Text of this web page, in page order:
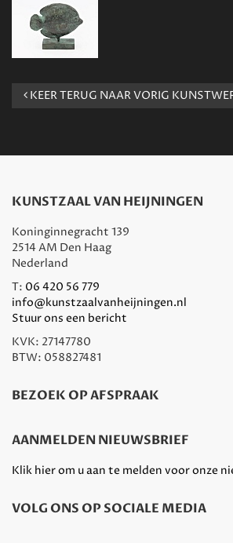
KEER TERUG NAAR VORIG
KUNSTZAAL VAN HEIJNINGEN
Koninginnegracht 139
2514 AM Den Haag
Nederland
T: 06 420 56 779
info@kunstzaalvanheijningen.nl
Stuur ons een bericht
KVK: 27147780
BTW: 058827481
BEZOEK OP AFSPRAAK
AANMELDEN NIEUWSBRIEF
Klik hier om u aan te melden voor onze
VOLG ONS OP SOCIALE MEDIA